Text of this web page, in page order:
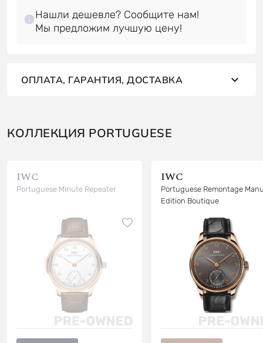
Нашли дешевле? Сообщите нам!
ОПЛАТА, ГАРАНТИЯ, ДОСТАВКА
КОЛЛЕКЦИЯ PORTUGUESE
IWC
Portuguese Minute Repeater
IWC
Portuguese Remontage
Edition Boutique